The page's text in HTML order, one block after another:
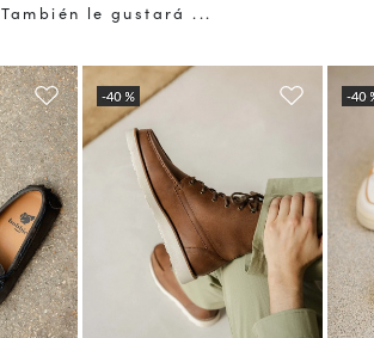
También le gustará ...